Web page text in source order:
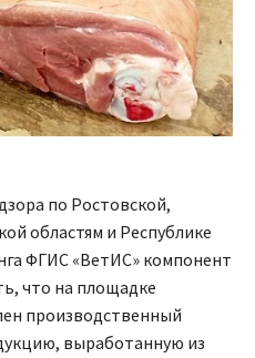
по Ростовской,
областям и Республике
ФГИС «ВетИС» компонент
что на площадке
производственный
выработанную из